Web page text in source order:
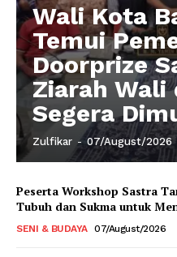
Wali Kota
Temui
Doorprize
Ziarah Wali
Segera
Zulfikar - 07/August/2026
Peserta Workshop Sastra
Tubuh dan Sukma untuk
SENI & BUDAYA 07/August/2026